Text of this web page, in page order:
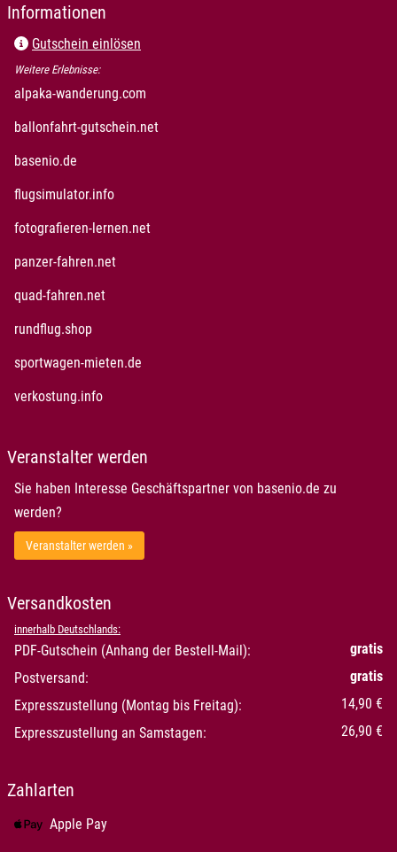
Informationen
Gutschein einlösen
Weitere Erlebnisse:
alpaka-wanderung.com
ballonfahrt-gutschein.net
basenio.de
flugsimulator.info
fotografieren-lernen.net
panzer-fahren.net
quad-fahren.net
rundflug.shop
sportwagen-mieten.de
verkostung.info
Veranstalter werden
Sie haben Interesse Geschäftspartner von basenio.de zu
werden?
Veranstalter werden »
Versandkosten
innerhalb Deutschlands:
PDF-Gutschein (Anhang der Bestell-Mail):
gratis
Postversand:
gratis
Expresszustellung (Montag bis Freitag):
14,90 €
Expresszustellung an Samstagen:
26,90 €
Zahlarten
Apple Pay